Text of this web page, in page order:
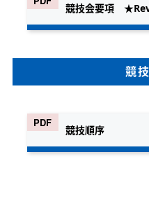
競技会要項
競
競技順序